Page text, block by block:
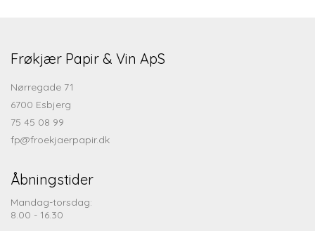
Frøkjær Papir & Vin ApS
Nørregade 71
6700 Esbjerg
75 45 08 99
fp@froekjaerpapir.dk
Åbningstider
Mandag-torsdag:
8.00 - 16.30